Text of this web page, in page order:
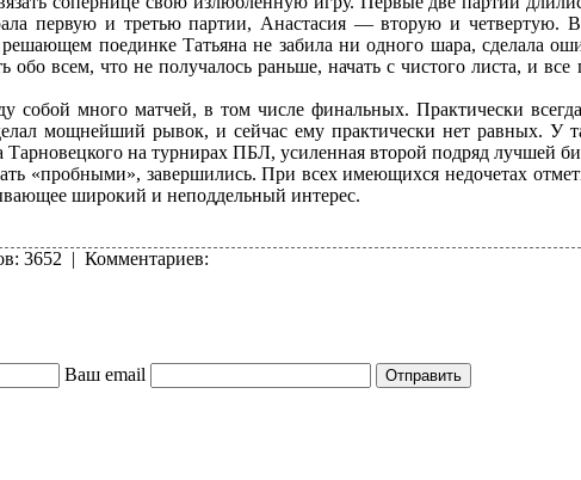
первую и третью партии, Анастасия — вторую и четвертую. В
поединке Татьяна не забила ни одного шара, сделала
всем, что не получалось раньше, начать с чистого листа, и
много матчей, в том числе финальных. Практически
мощнейший рывок, и сейчас ему практически нет равных. У
на турнирах ПБЛ, усиленная второй подряд лучшей
«пробными», завершились. При всех имеющихся недочетах
широкий и неподдельный интерес.
3652 | Комментариев:
Ваш email